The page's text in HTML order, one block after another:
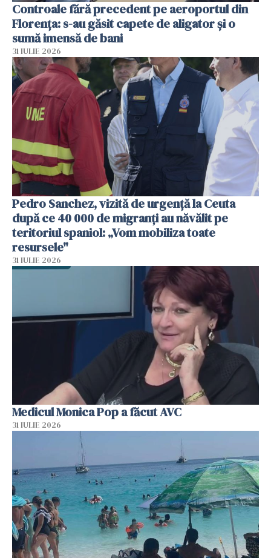
Controale fără precedent pe aeroportul din
Florența: s-au găsit capete de aligator și o
sumă imensă de bani
31 IULIE 2026
Pedro Sanchez, vizită de urgență la Ceuta
după ce 40 000 de migranți au năvălit pe
teritoriul spaniol: „Vom mobiliza toate
resursele"
31 IULIE 2026
Medicul Monica Pop a făcut AVC
31 IULIE 2026